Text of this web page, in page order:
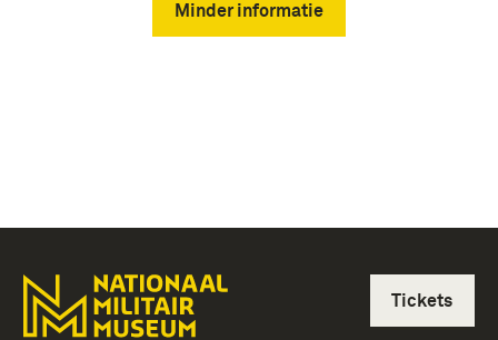
Minder informatie
Tickets